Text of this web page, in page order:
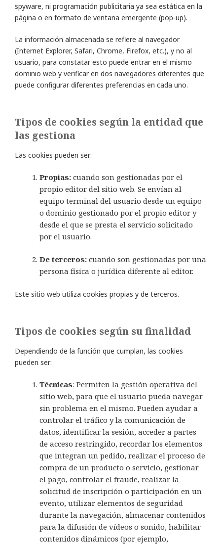
spyware, ni programación publicitaria ya sea estática en la
página o en formato de ventana emergente (pop-up).
La información almacenada se refiere al navegador
(Internet Explorer, Safari, Chrome, Firefox, etc.), y no al
usuario, para constatar esto puede entrar en el mismo
dominio web y verificar en dos navegadores diferentes que
puede configurar diferentes preferencias en cada uno.
Tipos de cookies según la entidad que
las gestiona
Las cookies pueden ser:
Propias: cuando son gestionadas por el
propio editor del sitio web. Se envían al
equipo terminal del usuario desde un equipo
o dominio gestionado por el propio editor y
desde el que se presta el servicio solicitado
por el usuario.
De terceros: cuando son gestionadas por una
persona física o jurídica diferente al editor.
Este sitio web utiliza cookies propias y de terceros.
Tipos de cookies según su finalidad
Dependiendo de la función que cumplan, las cookies
pueden ser:
Técnicas: Permiten la gestión operativa del
sitio web, para que el usuario pueda navegar
sin problema en el mismo. Pueden ayudar a
controlar el tráfico y la comunicación de
datos, identificar la sesión, acceder a partes
de acceso restringido, recordar los elementos
que integran un pedido, realizar el proceso de
compra de un producto o servicio, gestionar
el pago, controlar el fraude, realizar la
solicitud de inscripción o participación en un
evento, utilizar elementos de seguridad
durante la navegación, almacenar contenidos
para la difusión de vídeos o sonido, habilitar
contenidos dinámicos (por ejemplo,